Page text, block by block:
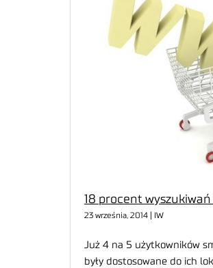
18 procent
23 września, 2014 | IW
Już 4 na 5 użytkowników
były dostosowane do ich